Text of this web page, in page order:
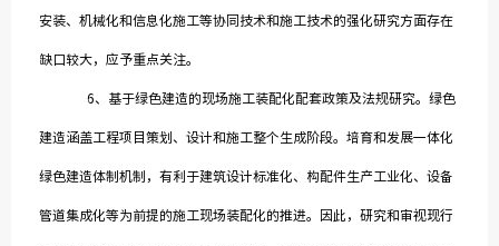
安装、机械化和信息化施工等协同技术和施工技术的强化研究方面存在
缺口较大，应予重点关注。
6、基于绿色建造的现场施工装配化配套政策及法规研究。绿色
建造涵盖工程项目策划、设计和施工整个生成阶段。培育和发展一体化
绿色建造体制机制，有利于建筑设计标准化、构配件生产工业化、设备
管道集成化等为前提的施工现场装配化的推进。因此，研究和审视现行